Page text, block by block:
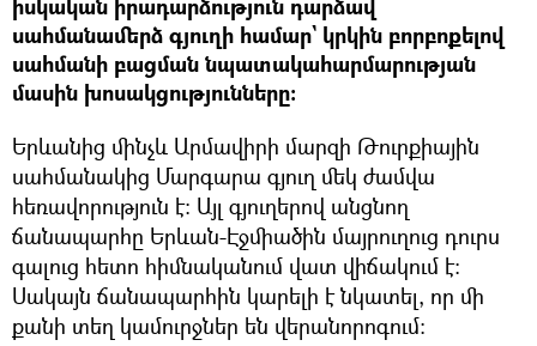
իսկական իրադարձություն դարձավ
սահմանամերձ գյուղի համար` կրկին բորբոքելով
սահմանի բացման նպատակահարմարության
մասին խոսակցությունները։
Երևանից մինչև Արմավիրի մարզի Թուրքիային
սահմանակից Մարգարա գյուղ մեկ ժամվա
հեռավորություն է։ Այլ գյուղերով անցնող
ճանապարհը Երևան-Էջմիածին մայրուղուց դուրս
գալուց հետո հիմնականում վատ վիճակում է։
Սակայն ճանապարհին կարելի է նկատել, որ մի
քանի տեղ կամուրջներ են վերանորոգում։